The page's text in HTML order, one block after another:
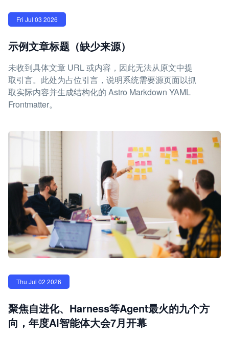
Fri Jul 03 2026
示例文章标题（缺少来源）
未收到具体文章 URL 或内容，因此无法从原文中提
取引言。此处为占位引言，说明系统需要源页面以抓
取实际内容并生成结构化的 Astro Markdown YAML
Frontmatter。
Thu Jul 02 2026
聚焦自进化、Harness等Agent最火的九个方
向，年度AI智能体大会7月开幕